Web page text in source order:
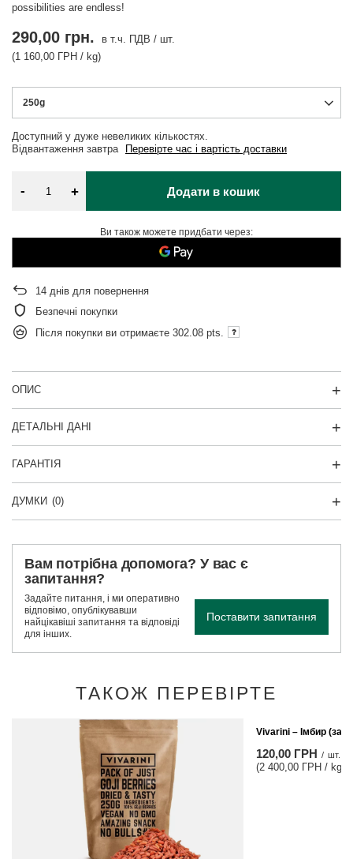
possibilities are endless!
250g
Доступний у дуже невеликих кількостях
Відвантаження завтра Перевірте час і вартість доставки
290,00 грн. в т.ч. ПДВ / шт.
(1 160,00 ГРН / kg)
- + Додати в кошик
Ви також можете придбати через:
14 днів для повернення
Безпечні покупки
Після покупки ви отримаєте 302.08 pts.
ОПИС
ДЕТАЛЬНІ ДАНІ
ГАРАНТІЯ
ДУМКИ (0)
Вам потрібна допомога? У вас є
запитання?
Задайте питання, і ми оперативно
відповімо, опублікувавши
найцікавіші запитання та відповіді
для інших.
Поставити запитання
ТАКОЖ ПЕРЕВІРТЕ
Vivarini – Імбир
120,00 ГРН / шт.
(2 400,00 ГРН / kg)